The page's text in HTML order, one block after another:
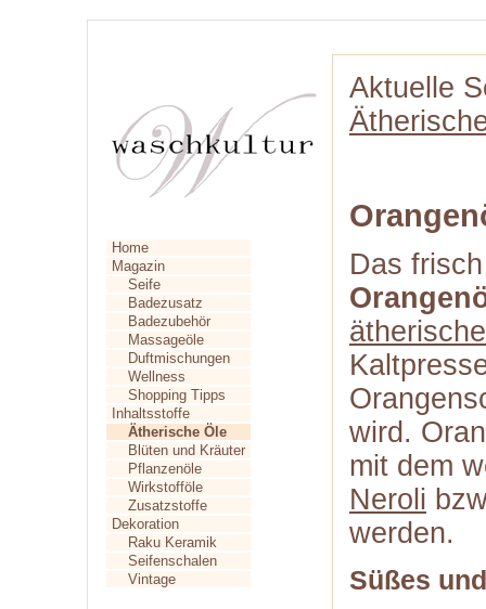
Home
Magazin
Seife
Badezusatz
Badezubehör
Massageöle
Duftmischungen
Wellness
Shopping Tipps
Inhaltsstoffe
Ätherische Öle
Blüten und Kräuter
Pflanzenöle
Wirkstofföle
Zusatzstoffe
Dekoration
Raku Keramik
Seifenschalen
Vintage
Aktuelle
Das
wird.
mit dem
Neroli
werden.
Süßes